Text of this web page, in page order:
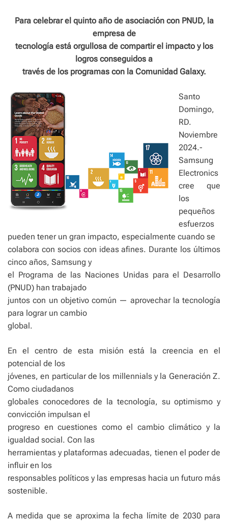
Para celebrar el quinto año de asociación con PNUD, la
empresa de
tecnología está orgullosa de compartir el impacto y los
logros conseguidos a
través de los programas con la Comunidad Galaxy.
Santo
Domingo,
RD.
Noviembre
2024.-
Samsung
Electronics
cree que
los
pequeños
esfuerzos
pueden tener un gran impacto, especialmente cuando se
colabora con socios con ideas afines. Durante los últimos
cinco años, Samsung y
el Programa de las Naciones Unidas para el Desarrollo
(PNUD) han trabajado
juntos con un objetivo común — aprovechar la tecnología
para lograr un cambio
global.
En el centro de esta misión está la creencia en el
potencial de los
jóvenes, en particular de los millennials y la Generación Z.
Como ciudadanos
globales conocedores de la tecnología, su optimismo y
convicción impulsan el
progreso en cuestiones como el cambio climático y la
igualdad social. Con las
herramientas y plataformas adecuadas, tienen el poder de
influir en los
responsables políticos y las empresas hacia un futuro más
sostenible.
A medida que se aproxima la fecha límite de 2030 para